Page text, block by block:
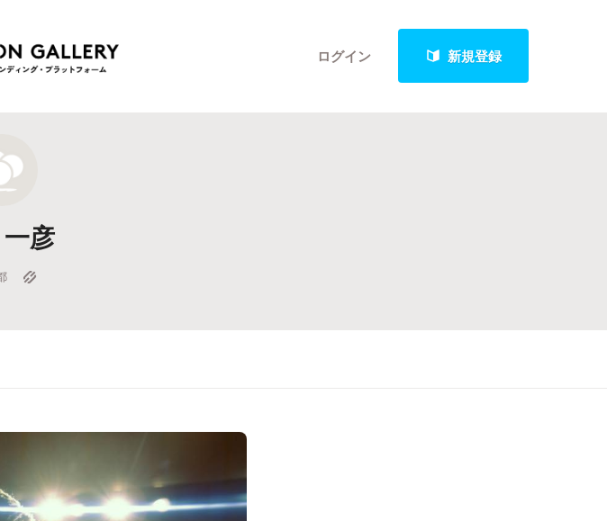
ログイン 新規登録
ェクト
から探す
彦